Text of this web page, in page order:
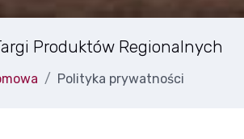
Produktów Regionalnych
Polityka prywatności